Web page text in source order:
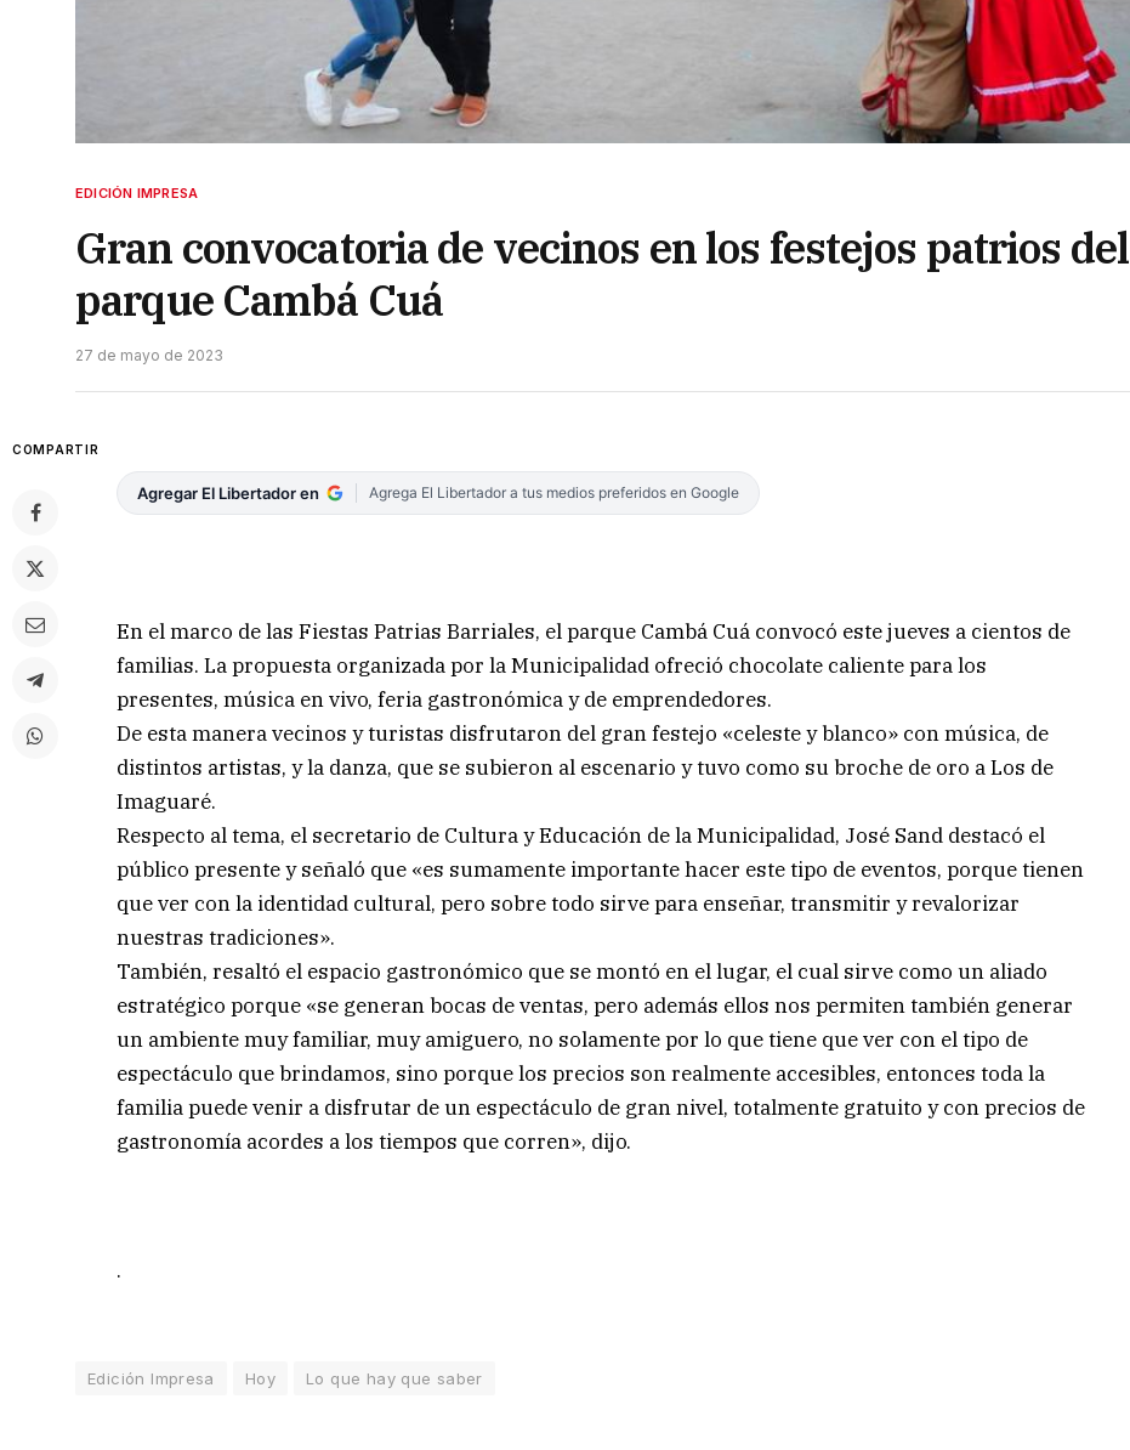
EDICIÓN IMPRESA
Gran convocatoria de vecinos en los festejos patrios del
parque Cambá Cuá
27 de mayo de 2023
COMPARTIR
Agregar El Libertador en Agrega El Libertador a tus medios preferidos en Google
En el marco de las Fiestas Patrias Barriales, el parque Cambá Cuá convocó este jueves a cientos de
familias. La propuesta organizada por la Municipalidad ofreció chocolate caliente para los
presentes, música en vivo, feria gastronómica y de emprendedores.
De esta manera vecinos y turistas disfrutaron del gran festejo «celeste y blanco» con música, de
distintos artistas, y la danza, que se subieron al escenario y tuvo como su broche de oro a Los de
Imaguaré.
Respecto al tema, el secretario de Cultura y Educación de la Municipalidad, José Sand destacó el
público presente y señaló que «es sumamente importante hacer este tipo de eventos, porque tienen
que ver con la identidad cultural, pero sobre todo sirve para enseñar, transmitir y revalorizar
nuestras tradiciones».
También, resaltó el espacio gastronómico que se montó en el lugar, el cual sirve como un aliado
estratégico porque «se generan bocas de ventas, pero además ellos nos permiten también generar
un ambiente muy familiar, muy amiguero, no solamente por lo que tiene que ver con el tipo de
espectáculo que brindamos, sino porque los precios son realmente accesibles, entonces toda la
familia puede venir a disfrutar de un espectáculo de gran nivel, totalmente gratuito y con precios de
gastronomía acordes a los tiempos que corren», dijo.
.
Edición Impresa Hoy Lo que hay que saber